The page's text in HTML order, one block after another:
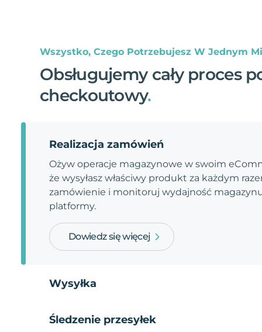
Wszystko, Czego Potrzebujesz W Jednym
Obsługujemy cały proces
checkoutowy.
Realizacja zamówień
Ożyw operacje magazynowe w swoim
że wysyłasz właściwy produkt za każdym
zamówienie i monitoruj wydajność
platformy.
Dowiedz się więcej
Wysyłka
Śledzenie przesyłek